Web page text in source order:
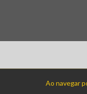
Ao navegar